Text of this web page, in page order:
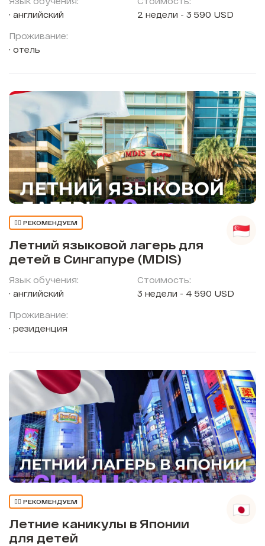
английский
Проживание:
отель
2 недели - 3 590 USD
👍🏼 РЕКОМЕНДУЕМ
Летний языковой лагерь для
детей в Сингапуре (MDIS)
Язык обучения:
английский
Проживание:
резиденция
Стоимость:
3 недели - 4 590 USD
👍🏼 РЕКОМЕНДУЕМ
Летние каникулы в Японии
для детей